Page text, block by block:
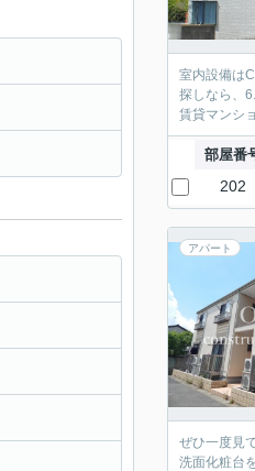
室内設備は
探しなら、
賃貸マンシ
部屋番
202
アパート
ぜひ一度見
洗面化粧台